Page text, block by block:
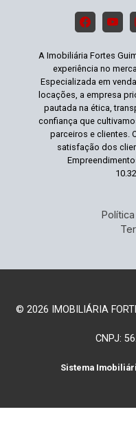
A Imobiliária Fortes
experiência no
Especializada em
locações, a empresa
pautada na ética,
confiança que
parceiros e clientes.
satisfação dos
© 2026 IMOBILIÁRIA
CNPJ:
Sistema